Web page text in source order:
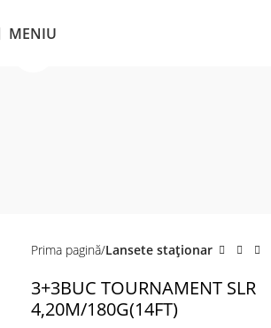
MENIU
Prima pagină Lansete staţionar
3+3BUC TOURNAMENT SLR
4,20M/180G(14FT)